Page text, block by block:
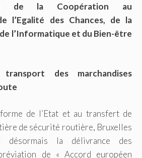
de la Coopération au
l’Egalité des Chances, de la
l’Informatique et du Bien-être
des marchandises
de l’Etat et au transfert de
de sécurité routière, Bruxelles
désormais la délivrance des
de « Accord européen